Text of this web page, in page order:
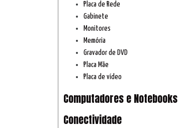
Placa de Rede
Gabinete
Monitores
Memória
Gravador de DVD
Placa Mãe
Placa de vídeo
Computadores e Notebooks
Conectividade